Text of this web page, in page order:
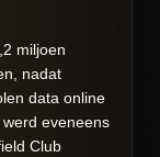
miljoen
nadat
data online
eveneens
Club